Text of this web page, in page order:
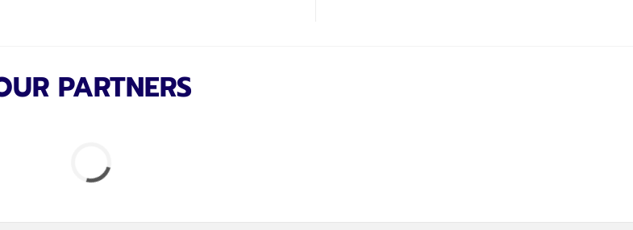
PARTNERS